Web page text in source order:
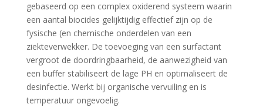
gebaseerd op een complex oxiderend systeem waarin
een aantal biocides gelijktijdig effectief zijn op de
fysische (en chemische onderdelen van een
ziekteverwekker. De toevoeging van een surfactant
vergroot de doordringbaarheid, de aanwezigheid van
een buffer stabiliseert de lage PH en optimaliseert de
desinfectie. Werkt bij organische vervuiling en is
temperatuur ongevoelig.